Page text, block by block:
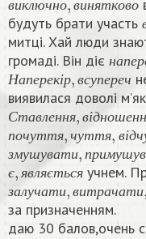
в и кл ю ч н о в инятк ов о
будуть брати участь
митці. Хай люди
громаді. Він діє н а п е р
напер
Н а п е р е к і р вс упере ч
Наперекір,в суп ереч
виявилася доволі
С т а вл е н ня в і дн о шен
Ставлення ,відношенн
п о ч у т тя ч уття в і д ч
почуття,чуття,відчут
зм у ш у в а т и пр им у ш ув
змушувати,примушув
є являється
є,являється учнем.
з ал у ч а т и в итра чат и
залучати,ви трачат и ,в
за призначенням.
даю 30 балов,очень